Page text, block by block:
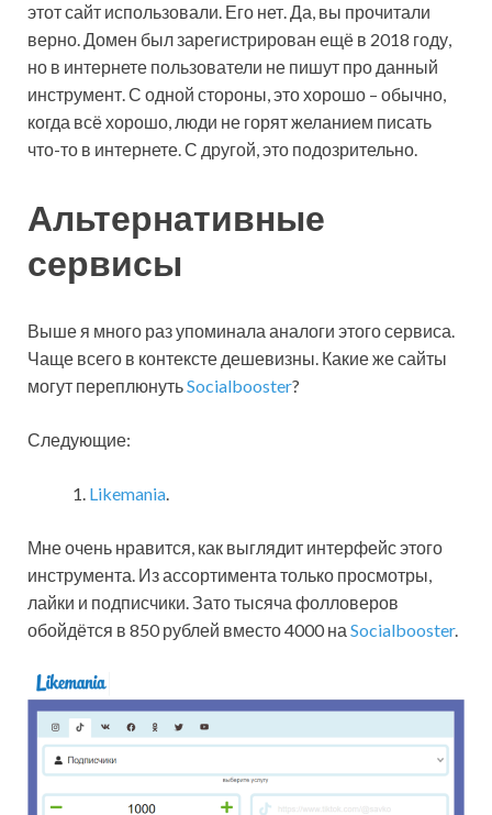
этот сайт использовали. Его нет. Да, вы прочитали
верно. Домен был зарегистрирован ещё в 2018 году,
но в интернете пользователи не пишут про данный
инструмент. С одной стороны, это хорошо – обычно,
когда всё хорошо, люди не горят желанием писать
что-то в интернете. С другой, это подозрительно.
Альтернативные
сервисы
Выше я много раз упоминала аналоги этого сервиса.
Чаще всего в контексте дешевизны. Какие же сайты
могут переплюнутьSocialbooster?
Следующие:
Likemania
Мне очень нравится, как выглядит интерфейс этого
инструмента. Из ассортимента только просмотры,
лайки и подписчики. Зато тысяча фолловеров
обойдётся в 850 рублей вместо 4000 на Socialbooster.